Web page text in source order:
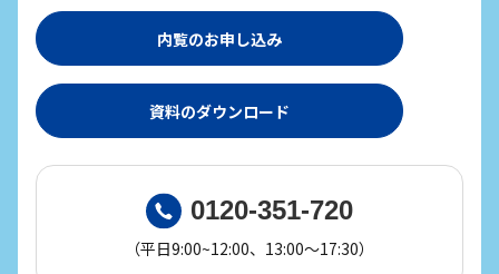
内覧のお申し込み
資料のダウンロード
0120-351-720
（平日9:00~12:00、13:00～17:30）